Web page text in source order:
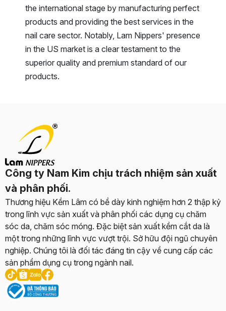
the international stage by manufacturing perfect
products and providing the best services in the
nail care sector. Notably, Lam Nippers' presence
in the US market is a clear testament to the
superior quality and premium standard of our
products.
Công ty Nam Kim chịu trách nhiệm sản xuất
và phân phối.
Thương hiệu Kềm Lâm có bề dày kinh nghiệm hơn 2 thập kỷ
trong lĩnh vực sản xuất và phân phối các dụng cụ chăm
sóc da, chăm sóc móng. Đặc biệt sản xuất kềm cắt da là
một trong những lĩnh vực vượt trội. Sở hữu đội ngũ chuyên
nghiệp. Chúng tôi là đối tác đáng tin cậy về cung cấp các
sản phẩm dụng cụ trong ngành nail.